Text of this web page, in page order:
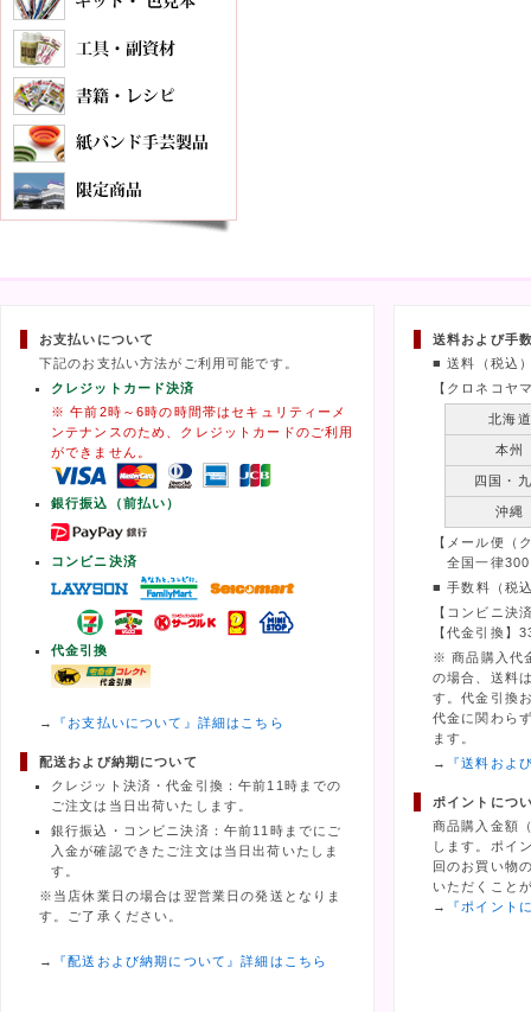
お支払いについて
下記のお支払い方法がご利用可能です。
クレジットカード決済
※ 午前2時～6時の時間帯はセキュリティーメ
ンテナンスのため、クレジットカードのご利用
ができません。
銀行振込（前払い）
コンビニ決済
代金引換
→ 『お支払いについて』詳細はこちら
配送および納期について
クレジット決済・代金引換：午前11時までの
ご注文は当日出荷いたします。
銀行振込・コンビニ決済：午前11時までにご
入金が確認できたご注文は当日出荷いたしま
す。
※当店休業日の場合は翌営業日の発送となりま
す。ご了承ください。
→ 『配送および納期について』詳細はこちら
送料および手
■ 送料（税込
【クロネコヤ
北海道
本州
四国・
沖縄
【メール便（
全国一律300
■ 手数料（税
【コンビニ決
【代金引換】
※ 商品購入代
の場合、送料
す。代金引換
代金に関わら
ます。
→
『送料およ
ポイントにつ
商品購入金額
します。ポイ
回のお買い物
いただくこと
→
『ポイント